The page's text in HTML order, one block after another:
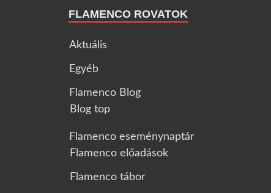
FLAMENCO ROVATOK
Aktuális
Egyéb
Flamenco Blog
Blog top
Flamenco eseménynaptár
Flamenco előadások
Flamenco tábor